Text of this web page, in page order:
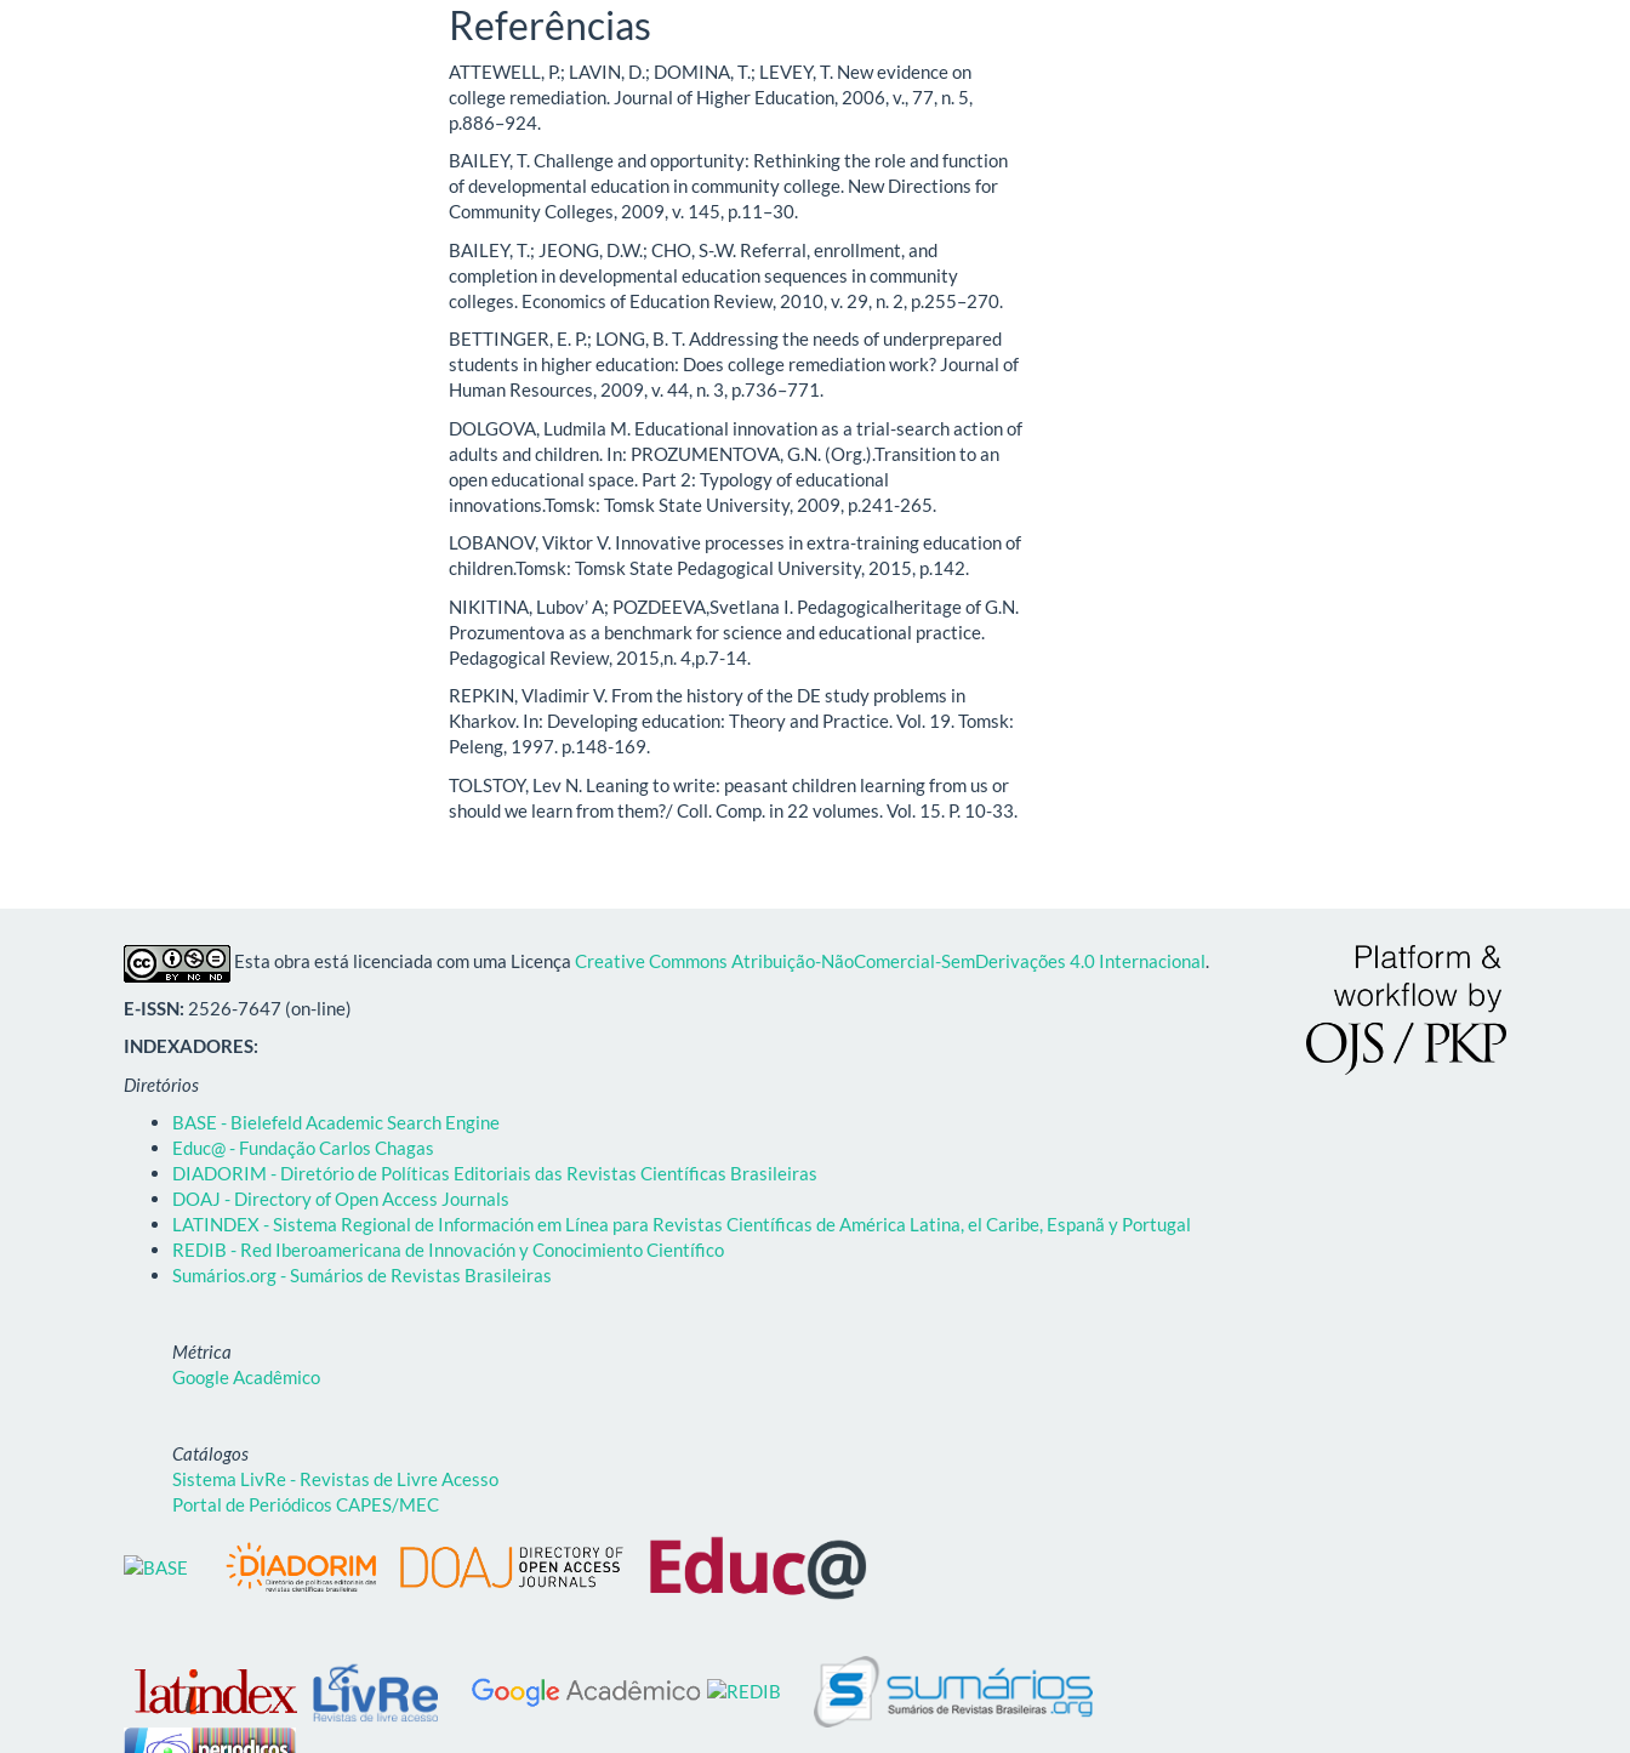
Referências
ATTEWELL, P.; LAVIN, D.; DOMINA, T.; LEVEY, T. New evidence on
college remediation. Journal of Higher Education, 2006, v., 77, n. 5,
p.886–924.
BAILEY, T. Challenge and opportunity: Rethinking the role and function
of developmental education in community college. New Directions for
Community Colleges, 2009, v. 145, p.11–30.
BAILEY, T.; JEONG, D.W.; CHO, S-.W. Referral, enrollment, and
completion in developmental education sequences in community
colleges. Economics of Education Review, 2010, v. 29, n. 2, p.255–270.
BETTINGER, E. P.; LONG, B. T. Addressing the needs of underprepared
students in higher education: Does college remediation work? Journal of
Human Resources, 2009, v. 44, n. 3, p.736–771.
DOLGOVA, Ludmila M. Educational innovation as a trial-search action of
adults and children. In: PROZUMENTOVA, G.N. (Org.).Transition to an
open educational space. Part 2: Typology of educational
innovations.Tomsk: Tomsk State University, 2009, p.241-265.
LOBANOV, Viktor V. Innovative processes in extra-training education of
children.Tomsk: Tomsk State Pedagogical University, 2015, p.142.
NIKITINA, Lubov’ A; POZDEEVA,Svetlana I. Pedagogicalheritage of G.N.
Prozumentova as a benchmark for science and educational practice.
Pedagogical Review, 2015,n. 4,p.7-14.
REPKIN, Vladimir V. From the history of the DE study problems in
Kharkov. In: Developing education: Theory and Practice. Vol. 19. Tomsk:
Peleng, 1997. p.148-169.
TOLSTOY, Lev N. Leaning to write: peasant children learning from us or
should we learn from them?/ Coll. Comp. in 22 volumes. Vol. 15. P. 10-33.
Esta obra está licenciada com uma Licença Creative Commons Atribuição-NãoComercial-SemDerivações 4.0 Internacional.
E-ISSN: 2526-7647 (on-line)
INDEXADORES:
Diretórios
BASE - Bielefeld Academic Search Engine
Educ@ - Fundação Carlos Chagas
DIADORIM - Diretório de Políticas Editoriais das Revistas Científicas Brasileiras
DOAJ - Directory of Open Access Journals
LATINDEX - Sistema Regional de Información em Línea para Revistas Científicas de América Latina, el Caribe, Espanã y Portugal
REDIB - Red Iberoamericana de Innovación y Conocimiento Científico
Sumários.org - Sumários de Revistas Brasileiras
Métrica
Google Acadêmico
Catálogos
Sistema LivRe - Revistas de Livre Acesso
Portal de Periódicos CAPES/MEC